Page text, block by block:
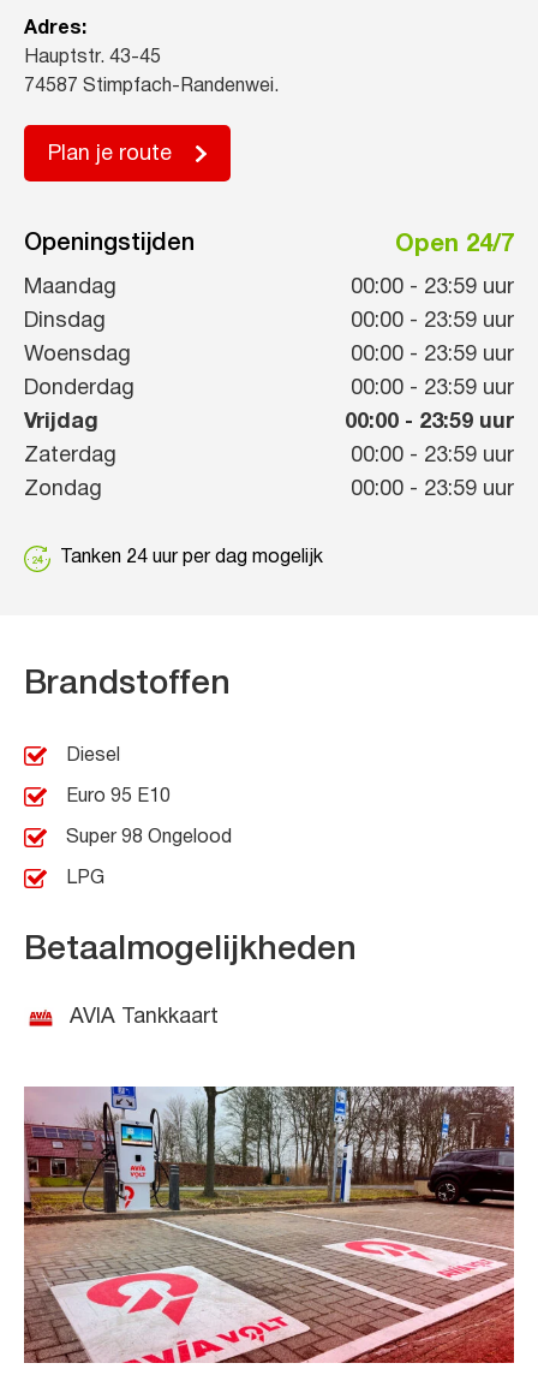
Adres:
Hauptstr. 43-45
74587 Stimpfach-Randenwei.
Plan je route
Openingstijden Open 24/7
Maandag 00:00 - 23:59 uur
Dinsdag
00:00 - 23:59 uur
Woensdag
00:00 - 23:59 uur
Donderdag
00:00 - 23:59 uur
Vrijdag
00:00 - 23:59 uur
Zaterdag
00:00 - 23:59 uur
Zondag
00:00 - 23:59 uur
Tanken 24 uur per dag mogelijk
Brandstoffen
Diesel
Euro 95 E10
Super 98 Ongelood
LPG
Betaalmogelijkheden
AVIA Tankkaart